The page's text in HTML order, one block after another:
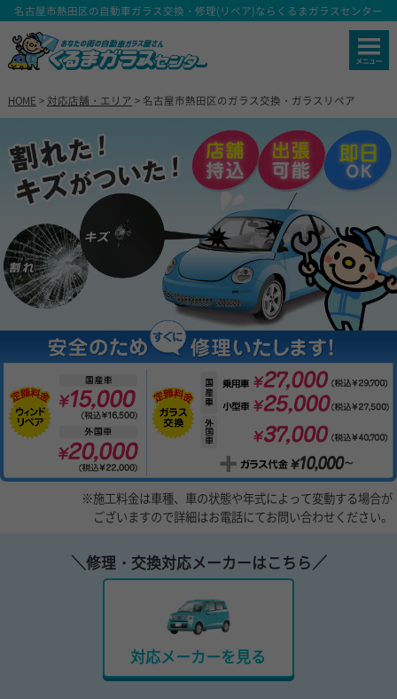
名古屋市熱田区の自動車ガラス交換・修理(リペア)ならくるまガラスセンター
HOME > 対応店舗・エリア > 名古屋市熱田区のガラス交換・ガラスリペア
※施工料金は車種、車の状態や年式によって変動する場合が
ございますので詳細はお電話にてお問い合わせください。
＼修理・交換対応メーカーはこちら／
対応メーカーを見る